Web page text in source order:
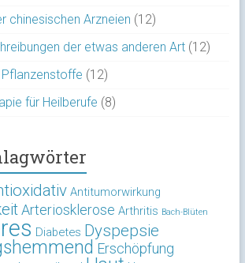
chinesischen Arzneien (12)
der etwas anderen Art(12)
(12)
für Heilberufe (8)
Antitumorwirkung
Arteriosklerose Arthritis Bach-Blüten
Diabetes Dyspepsie
Erschöpfung